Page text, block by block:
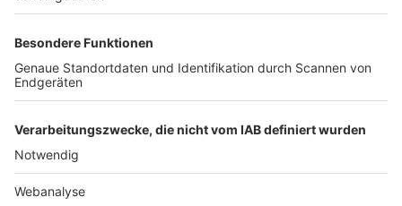
TOP-PARTNER